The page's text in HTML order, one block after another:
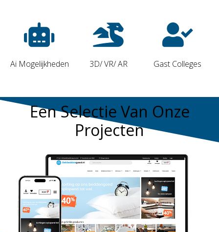
Ai Mogelijkheden 3D/ VR/ AR Gast Colleges
Een Selectie Van Onze
Projecten